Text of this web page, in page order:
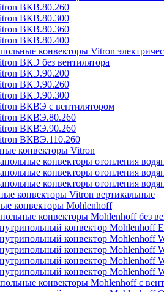
ВКВ.80.260
ВКВ.80.300
ВКВ.80.360
ВКВ.80.400
конвекторы Vitron
ВКЭ без вентилятора
ВКЭ.90.200
ВКЭ.90.260
ВКЭ.90.300
ВКВЭ с вентилятором
ВКВЭ.80.260
ВКВЭ.90.260
ВКВЭ.110.260
конвекторы Vitron
конвекторы отопления
конвекторы отопления
конвекторы отопления
конвекторы Vitron вертикальные
конвекторы Mohlenhoff
конвекторы Mohlenhoff без
конвектор Mohlenhoff
конвектор Mohlenhoff
конвектор Mohlenhoff
конвектор Mohlenhoff
конвектор Mohlenhoff
конвекторы Mohlenhoff с